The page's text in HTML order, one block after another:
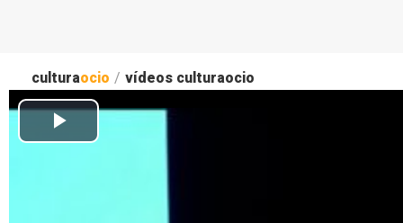
culturaocio / vídeos culturaocio